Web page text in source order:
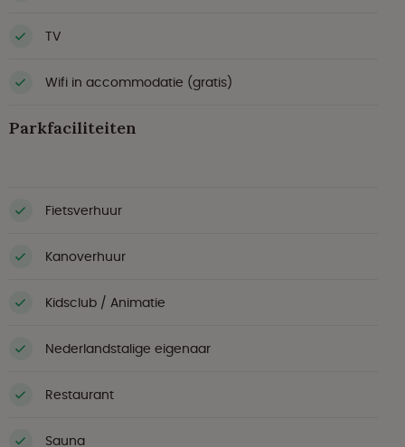
TV
Wifi in accommodatie (gratis)
Parkfaciliteiten
Fietsverhuur
Kanoverhuur
Kidsclub / Animatie
Nederlandstalige eigenaar
Restaurant
Sauna